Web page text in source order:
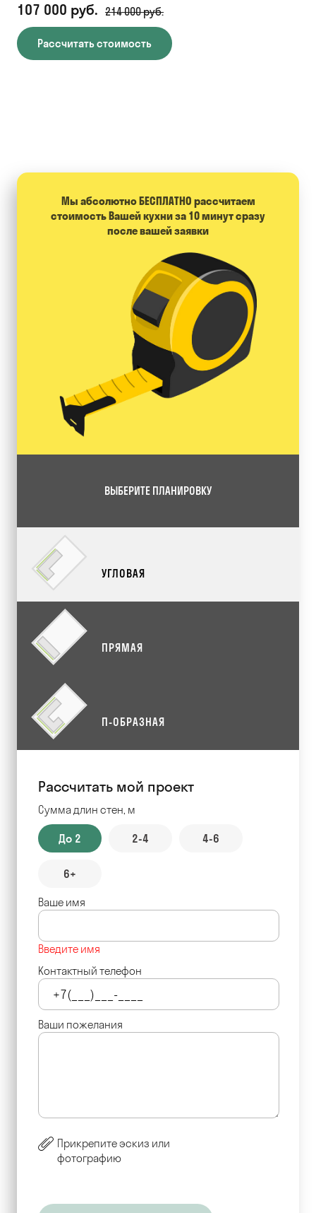
107 000 руб. 214 000 руб.
Рассчитать стоимость
Мы абсолютно БЕСПЛАТНО расcчитаем
стоимость Вашей кухни за 10 минут сразу
после вашей заявки
ВЫБЕРИТЕ ПЛАНИРОВКУ
УГЛОВАЯ
ПРЯМАЯ
П-ОБРАЗНАЯ
Рассчитать мой проект
Сумма длин стен, м
До 2 2-4 4-6
6+
Ваше имя
Введите имя
Контактный телефон
Ваши пожелания
Прикрепите эскиз или
фотографию